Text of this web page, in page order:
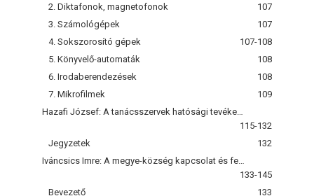
2. Diktafonok, magnetofonok
107
3. Számológépek
107
4. Sokszorosító gépek
107-108
5. Könyvelő-automaták
108
6. Irodaberendezések
108
7. Mikrofilmek
109
115-132
Jegyzetek
132
133-145
Bevezető
133